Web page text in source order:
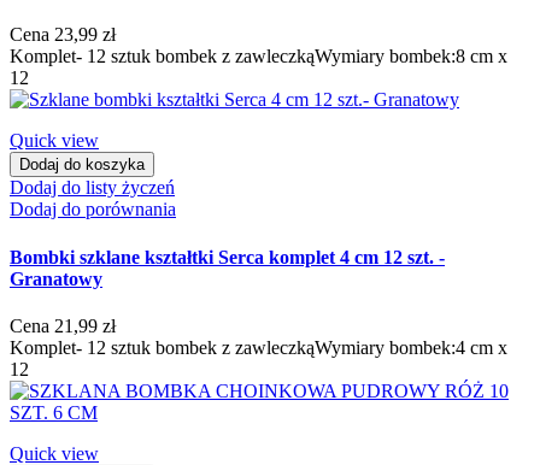
Cena 23,99 zł
Komplet- 12 sztuk bombek z zawleczkąWymiary bombek:8 cm x
12
Quick view
Dodaj do koszyka
Dodaj do listy życzeń
Dodaj do porównania
Bombki szklane kształtki Serca komplet 4 cm 12 szt. -
Granatowy
Cena 21,99 zł
Komplet- 12 sztuk bombek z zawleczkąWymiary bombek:4 cm x
12
Quick view